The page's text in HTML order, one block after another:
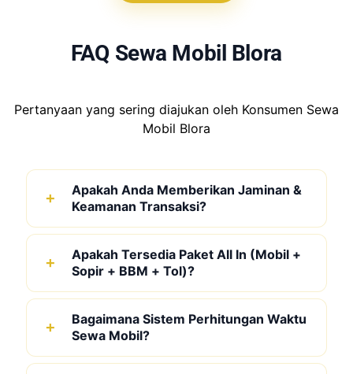
FAQ Sewa Mobil Blora
Pertanyaan yang sering diajukan oleh Konsumen Sewa
Mobil Blora
Apakah Anda Memberikan Jaminan &
Keamanan Transaksi?
Apakah Tersedia Paket All In (Mobil +
Sopir + BBM + Tol)?
Bagaimana Sistem Perhitungan Waktu
Sewa Mobil?